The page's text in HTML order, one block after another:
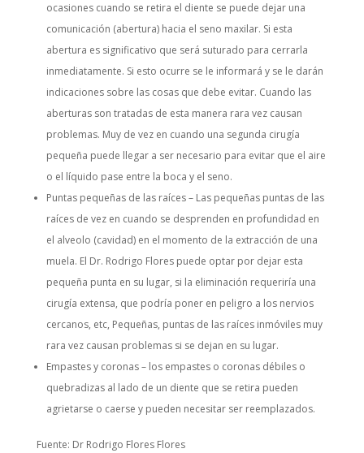
ocasiones cuando se retira el diente se puede dejar una
comunicación (abertura) hacia el seno maxilar. Si esta
abertura es significativo que será suturado para cerrarla
inmediatamente. Si esto ocurre se le informará y se le darán
indicaciones sobre las cosas que debe evitar. Cuando las
aberturas son tratadas de esta manera rara vez causan
problemas. Muy de vez en cuando una segunda cirugía
pequeña puede llegar a ser necesario para evitar que el aire
o el líquido pase entre la boca y el seno.
Puntas pequeñas de las raíces – Las pequeñas puntas de las
raíces de vez en cuando se desprenden en profundidad en
el alveolo (cavidad) en el momento de la extracción de una
muela. El Dr. Rodrigo Flores puede optar por dejar esta
pequeña punta en su lugar, si la eliminación requeriría una
cirugía extensa, que podría poner en peligro a los nervios
cercanos, etc, Pequeñas, puntas de las raíces inmóviles muy
rara vez causan problemas si se dejan en su lugar.
Empastes y coronas – los empastes o coronas débiles o
quebradizas al lado de un diente que se retira pueden
agrietarse o caerse y pueden necesitar ser reemplazados.
Fuente: Dr Rodrigo Flores Flores